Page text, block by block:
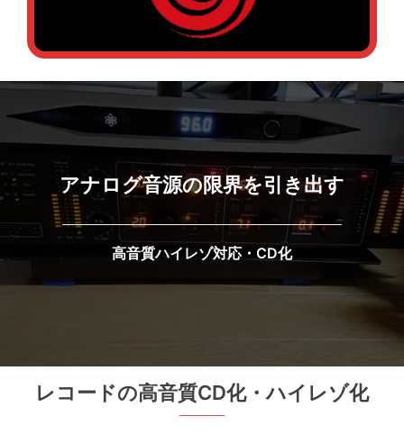
アナログ音源の限界を引き出す
高音質ハイレゾ対応・CD化
レコードの高音質CD化・ハイレゾ化